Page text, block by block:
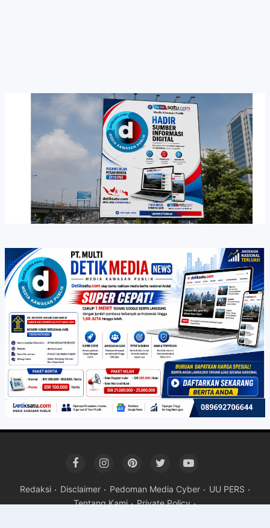
Redaksi Disclaimer Pedoman Media Cyber
UU PERS
Tentang Kami
Private Policy